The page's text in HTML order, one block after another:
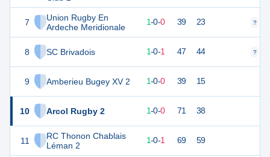
7
Union Rugby En
Ardeche Meridionale
8 SC Brivadois
9 Amberieu Bugey XV 2
10 Arcol Rugby 2
11
RC Thonon Chablais
Léman 2
1-0-0 39 23 ?
1-0-1 47 44 ?
5 1 1-0-0 39 15
1-0-0 71 38
5 1-0-1 69 59